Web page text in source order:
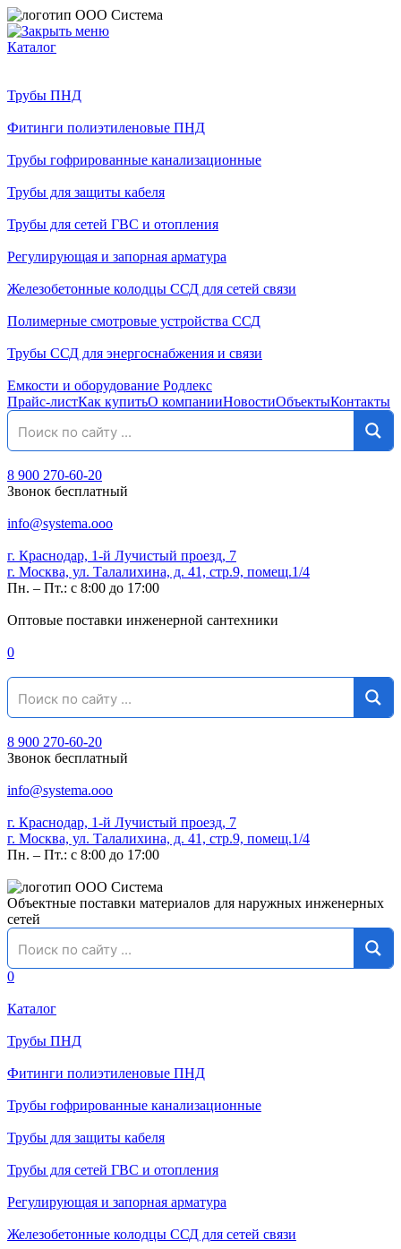
Каталог
Трубы ПНД
Фитинги полиэтиленовые ПНД
Трубы гофрированные канализационные
Трубы для защиты кабеля
Трубы для сетей ГВС и отопления
Регулирующая и запорная арматура
Железобетонные колодцы ССД для сетей связи
Полимерные смотровые устройства ССД
Трубы ССД для энергоснабжения и связи
Емкости и оборудование Родлекс
Прайс-листКак купитьО компанииНовостиОбъектыКонтакты
8 900 270-60-20
Звонок бесплатный
info@systema.ooo
г. Краснодар, 1-й Лучистый проезд, 7
г. Москва, ул. Талалихина, д. 41, стр.9, помещ.1/4
Пн. – Пт.: с 8:00 до 17:00
Оптовые поставки инженерной сантехники
0
8 900 270-60-20
Звонок бесплатный
info@systema.ooo
г. Краснодар, 1-й Лучистый проезд, 7
г. Москва, ул. Талалихина, д. 41, стр.9, помещ.1/4
Пн. – Пт.: с 8:00 до 17:00
Объектные поставки материалов для наружных инженерных
сетей
0
Каталог
Трубы ПНД
Фитинги полиэтиленовые ПНД
Трубы гофрированные канализационные
Трубы для защиты кабеля
Трубы для сетей ГВС и отопления
Регулирующая и запорная арматура
Железобетонные колодцы ССД для сетей связи